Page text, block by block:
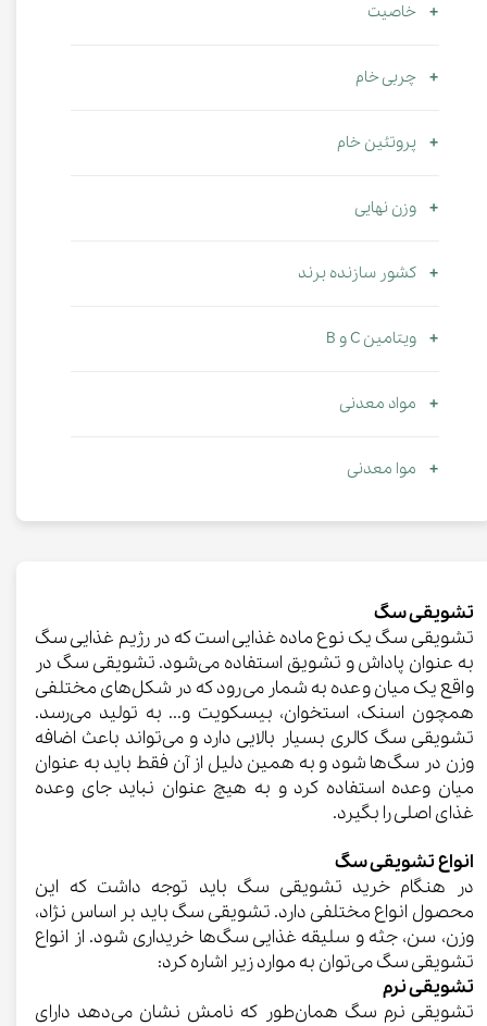
خاصیت
چربی خام
پروتئین خام
وزن نهایی
کشور سازنده برند
ویتامین C و B
مواد معدنی
موا معدنی
تشویقی سگ
تشویقی سگ یک نوع ماده غذایی است که در رژیم غذایی سگ
به عنوان پاداش و تشویق استفاده می‌شود. تشویقی سگ در
واقع یک میان وعده به شمار می‌رود که در شکل‌های مختلفی
همچون اسنک، استخوان، بیسکویت و... به تولید می‌رسد.
تشویقی سگ کالری بسیار بالایی دارد و می‌تواند باعث اضافه
وزن در سگ‌ها شود و به همین دلیل از آن فقط باید به عنوان
میان وعده استفاده کرد و به هیچ عنوان نباید جای وعده
غذای اصلی را بگیرد.
انواع تشویقی سگ
در هنگام خرید تشویقی سگ باید توجه داشت که این
محصول انواع مختلفی دارد. تشویقی سگ باید بر اساس نژاد،
وزن، سن، جثه و سلیقه غذایی سگ‌ها خریداری شود. از انواع
تشویقی سگ می‌توان به موارد زیر اشاره کرد:
تشویقی نرم
تشویقی نرم سگ همان‌طور که نامش نشان می‌دهد دارای